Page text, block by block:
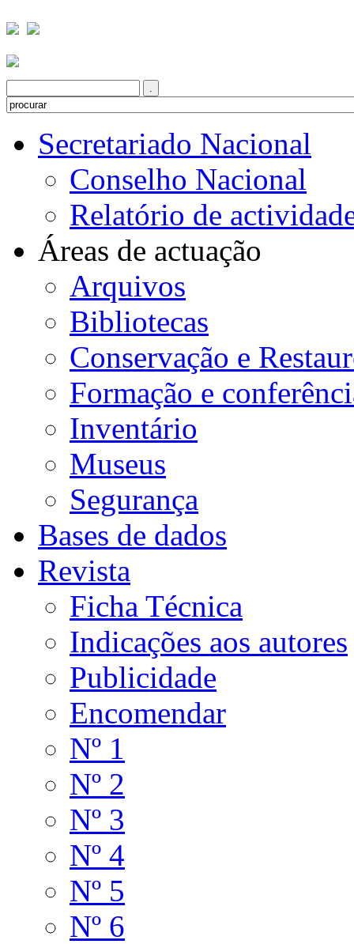
Secretariado Nacional
Conselho Nacional
Relatório de
Áreas de actuação
Arquivos
Bibliotecas
Conservação e
Formação e
Inventário
Museus
Segurança
Bases de dados
Revista
Ficha Técnica
Indicações aos autores
Publicidade
Encomendar
Nº 1
Nº 2
Nº 3
Nº 4
Nº 5
Nº 6